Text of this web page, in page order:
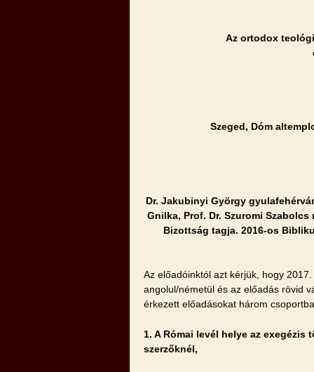
Az ortodox
Szeged, Dóm
Dr. Jakubinyi György
Gnilka, Prof. Dr. Szuromi
Bizottság tagja. 2016-os
Az előadóinktól azt kérjük, hogy
angolul/németül és az előadás rövid
érkezett előadásokat három
1. ARómai levél helye az exegézis
szerzőknél,